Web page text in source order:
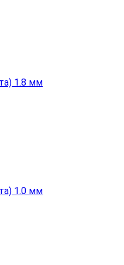
1.8 мм
1.0 мм